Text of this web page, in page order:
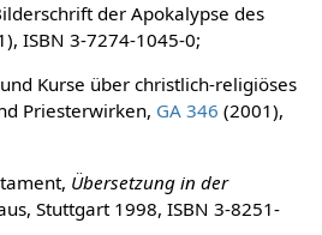
der Apokalypse des
ISBN 3-7274-1045-0;
Kurse über christlich-religiöses
Priesterwirken, GA 346 (2001),
Übersetzung in der
Stuttgart 1998, ISBN 3-8251-